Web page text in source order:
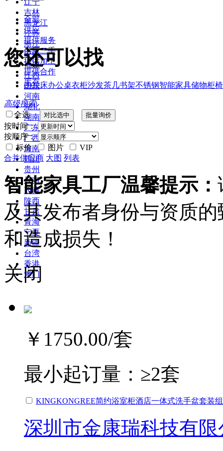
辽宁
吉林
黑龙江
江苏
浙江
安徽
福建
江西
山东
河南
湖北
湖南
广东
广西
海南
四川
贵州
云南
西藏
陕西
甘肃
青海
宁夏
新疆
台湾
香港
澳门
全部
供应
提供服务
供应二手
提供加工
提供合作
库存
您还可以找
2022床办公桌衣柜沙发茶几书架不锈钢智能家具储物柜
高级搜索
全选
按时间：
按顺序：
标价
图片
VIP
合并供应商 大图 列表
智能家具工厂温馨提示：
及其发布者身份与资质
和造成损失！
关闭
￥1750.00/套
最小起订量： ≥2套
KINGKONGREE简约浴室柜酒店一体式洗手盆套装
深圳市金康瑞科技有限